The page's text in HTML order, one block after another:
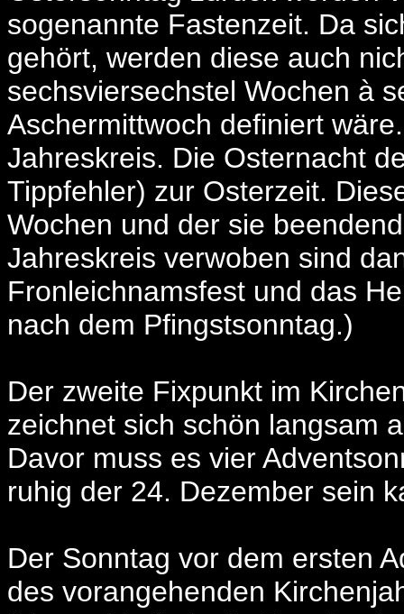
sogenannte Fastenzeit. Da
gehört, werden diese auch
sechsviersechstel Wochen à
Aschermittwoch definiert
Jahreskreis. Die Osternacht
Tippfehler) zur Osterzeit.
Wochen und der sie
Jahreskreis verwoben sind
Fronleichnamsfest und das
nach dem Pfingstsonntag.)
Der zweite Fixpunkt im
zeichnet sich schön langsam
Davor muss es vier
ruhig der 24. Dezember sein
Der Sonntag vor dem ersten
des vorangehenden